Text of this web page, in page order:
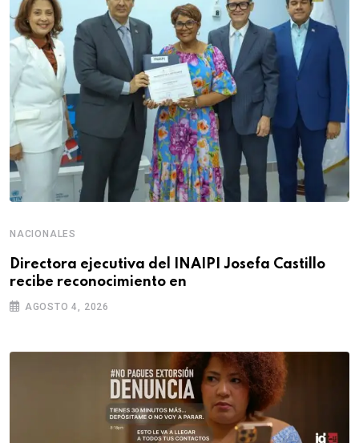
NACIONALES
Directora ejecutiva del INAIPI Josefa Castillo
recibe reconocimiento en
AGOSTO 4, 2026